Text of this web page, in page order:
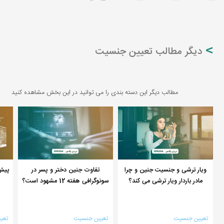
دیگر مطالب تعیین جنسیت
مطالب دیگر این دسته بندی را می توانید در این بخش مشاهده کنید
ویار ترشی و جنسیت جنین و چرا
مادر باردار ویار ترشی می کند؟
تعیین جنسیت
تفاوت جنین دختر و پسر در
سونوگرافی هفته 12 مشهود است؟
تعیین جنسیت